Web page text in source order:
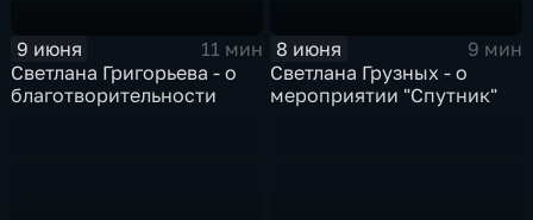
9 июня
11 мин
Светлана Григорьева - о
благотворительности
8 июня
9 мин
Светлана Грузных - о
мероприятии "Спутник"